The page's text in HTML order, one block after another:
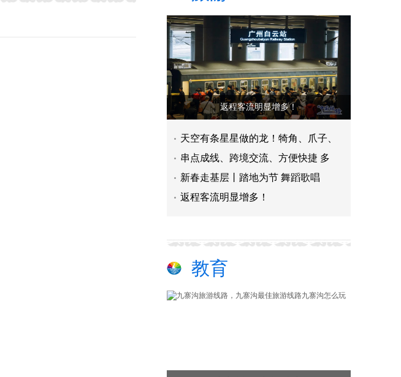
返程客流明显增多！
天空有条星星做的龙！犄角、爪子、
串点成线、跨境交流、方便快捷 多
新春走基层丨踏地为节 舞蹈歌唱
返程客流明显增多！
教育